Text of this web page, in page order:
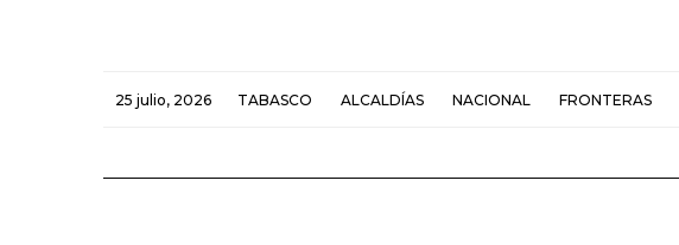
25 julio, 2026 TABASCO ALCALDÍAS NACIONAL FRONTERAS